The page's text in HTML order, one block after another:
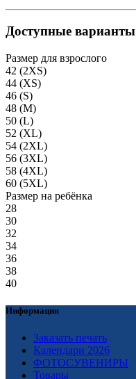
Доступные варианты
Размер для взрослого
42 (2XS)
44 (XS)
46 (S)
48 (М)
50 (L)
52 (XL)
54 (2XL)
56 (3XL)
58 (4XL)
60 (5XL)
Размер на ребёнка
28
30
32
34
36
38
40
Информация
Заказать печать
Календари 2026
ФОТОСУВЕНИРЫ
Товары